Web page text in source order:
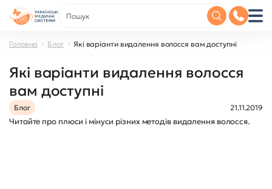
Головна Блог Які варіанти видалення волосся вам доступні
Які варіанти видалення волосся
вам доступні
Блог 21.11.2019
Читайте про плюси і мінуси різних методів видалення волосся.